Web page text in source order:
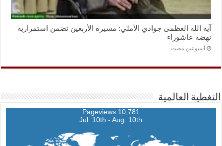
آية الله العظمى جوادي الآملي: مسيرة الأربعين تضمن استمرارية
نهضة عاشوراء
‏أسبوعين مضت
التغطية العالمية
10,781 Pageviews
Jul. 10th - Aug. 10th